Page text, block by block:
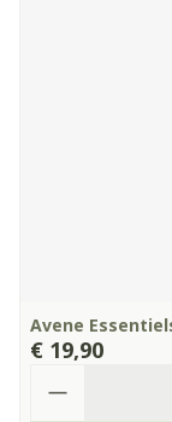
Avene
€ 19,90